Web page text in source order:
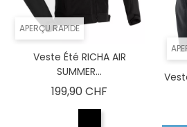
APERÇU RAPIDE
Veste Été RICHA AIR
SUMMER...
199,90 CHF